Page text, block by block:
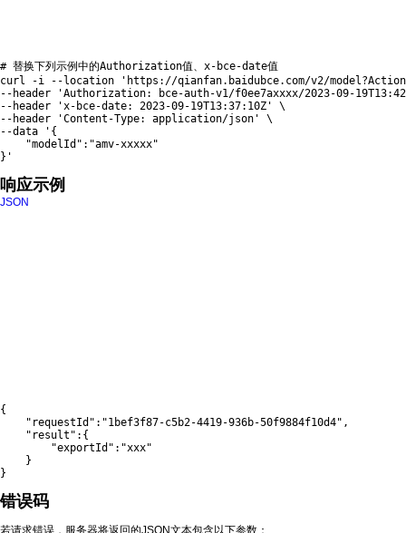
# 替换下列示例中的Authorization值、x-bce-date值
curl -i --location
'https://qianfan.baidubce.com/v2/
--header
'Authorization: bce-auth-v1/f0ee7axxxx/2023-09-
--header
'x-bce-date: 2023-09-19T13:37:10Z'
\
--header
'Content-Type: application/json'
\
--data
'{
    "modelId":"amv-xxxxx"
}'
响应示例
JSON
{
"requestId" : "1bef3f87-c5b2-4419-936b-50f9884f10d4" ,
"result" : {
"exportId" : "xxx"
}
}
错误码
若请求错误，服务器将返回的JSON文本包含以下参数：